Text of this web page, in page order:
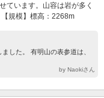
ています。山容は岩が多く
規模】標高：2268m
した。 有明山の表参道は、
by Naokiさん